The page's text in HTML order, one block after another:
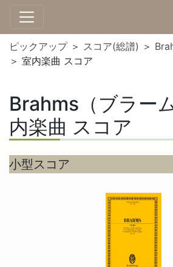
ピックアップ ＞ スコア(総譜) ＞
＞ 室内楽曲 スコア
Brahms（ブラー
内楽曲 スコア
小型スコア